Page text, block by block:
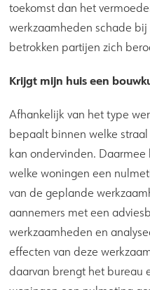
toekomst dan het
werkzaamheden schade
betrokken partijen zich
Krijgt mijn huis een
Afhankelijk van het type
bepaalt binnen welke
kan ondervinden.
welke woningen een
van de geplande
aannemers met een
werkzaamheden en
effecten van deze
daarvan brengt het bureau